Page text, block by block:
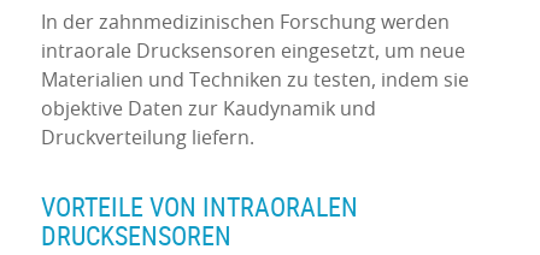
In der zahnmedizinischen Forschung werden
intraorale Drucksensoren eingesetzt, um neue
Materialien und Techniken zu testen, indem sie
objektive Daten zur Kaudynamik und
Druckverteilung liefern.
VORTEILE VON INTRAORALEN
DRUCKSENSOREN